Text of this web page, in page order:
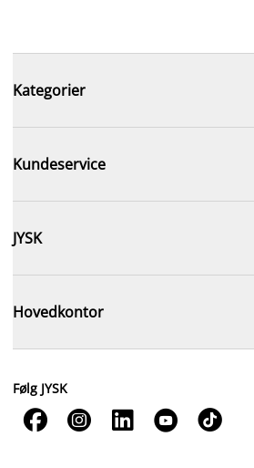
Kategorier
Kundeservice
JYSK
Hovedkontor
Følg JYSK
    